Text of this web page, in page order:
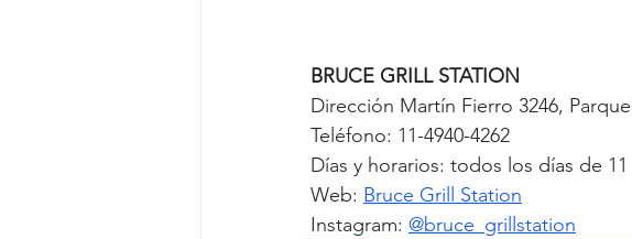
BRUCE GRILL STATION
Dirección Martín Fierro 3246,
Teléfono: 11-4940-4262
Días y horarios: todos los días de 11
Web: Bruce Grill Station
Instagram: @bruce_grillstation